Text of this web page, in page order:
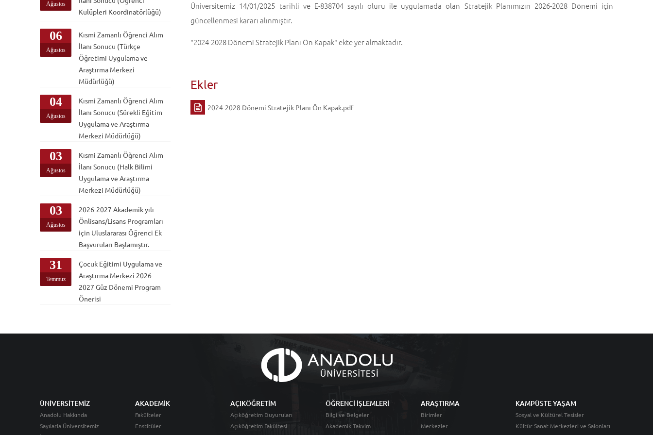
Üniversitemiz 14/01/2025 tarihli ve E-838704 sayılı oluru ile uygulamada olan Stratejik Planımızın 2026-2028 Dönemi için
güncellenmesi kararı alınmıştır.
"2024-2028 Dönemi Stratejik Planı Ön Kapak" ekte yer almaktadır.
Ekler
2024-2028 Dönemi Stratejik Planı Ön Kapak.pdf
Ağustos
Kulüpleri Koordinatörlüğü)
06
Ağustos
Kısmi Zamanlı Öğrenci Alım
İlanı Sonucu (Türkçe
Öğretimi Uygulama ve
Araştırma Merkezi
Müdürlüğü)
04
Ağustos
Kısmi Zamanlı Öğrenci Alım
İlanı Sonucu (Sürekli Eğitim
Uygulama ve Araştırma
Merkezi Müdürlüğü)
03
Ağustos
Kısmi Zamanlı Öğrenci Alım
İlanı Sonucu (Halk Bilimi
Uygulama ve Araştırma
Merkezi Müdürlüğü)
03
Ağustos
2026-2027 Akademik yılı
Önlisans/Lisans Programları
için Uluslararası Öğrenci Ek
Başvuruları Başlamıştır.
31
Temmuz
Çocuk Eğitimi Uygulama ve
Araştırma Merkezi 2026-
2027 Güz Dönemi Program
Önerisi
ÜNİVERSİTEMİZ
Anadolu Hakkında
Sayılarla Üniversitemiz
AKADEMİK
Fakülteler
Enstitüler
AÇIKÖĞRETİM
Açıköğretim Duyuruları
Açıköğretim Fakültesi
ÖĞRENCİ İŞLEMLERİ
Bilgi ve Belgeler
Akademik Takvim
ARAŞTIRMA
Birimler
Merkezler
KAMPÜSTE YAŞAM
Sosyal ve Kültürel Tesisler
Kültür Sanat Merkezleri ve Salonları